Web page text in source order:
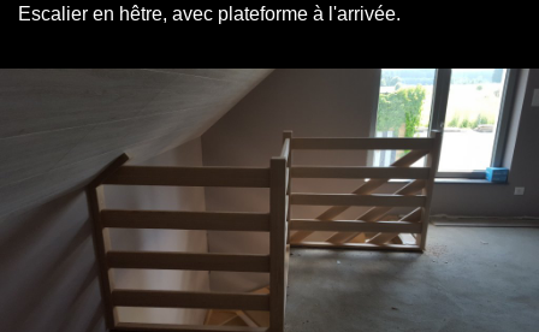
Escalier en hêtre, avec plateforme à l'arrivée.